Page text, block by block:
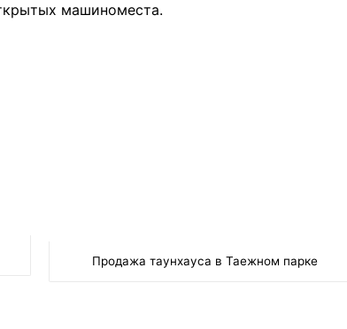
машиноместа.
Продажа таунхауса в Таежном парке